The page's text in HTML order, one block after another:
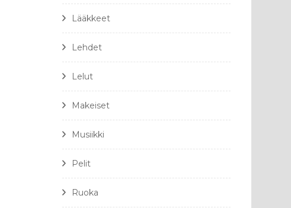
Lääkkeet
Lehdet
Lelut
Makeiset
Musiikki
Pelit
Ruoka